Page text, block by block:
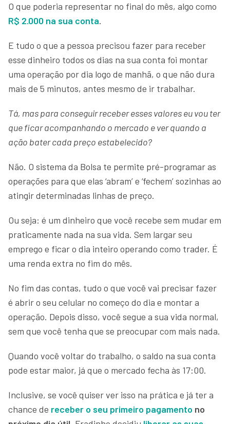
O que poderia representar no final do mês, algo como
R$ 2.000 na sua conta.
E tudo o que a pessoa precisou fazer para receber
esse dinheiro todos os dias na sua conta foi montar
uma operação por dia logo de manhã, o que não dura
mais de 5 minutos, antes mesmo de ir trabalhar.
Tá, mas para conseguir receber esses valores eu vou ter
que ficar acompanhando o mercado e ver quando a
ação bater cada preço estabelecido?
Não. O sistema da Bolsa te permite pré-programar as
operações para que elas ‘abram’ e ‘fechem’ sozinhas ao
atingir determinadas linhas de preço.
Ou seja: é um dinheiro que você recebe sem mudar em
praticamente nada na sua vida. Sem largar seu
emprego e ficar o dia inteiro operando como trader. É
uma renda extra no fim do mês.
No fim das contas, tudo o que você vai precisar fazer
é abrir o seu celular no começo do dia e montar a
operação. Depois disso, você segue a sua vida normal,
sem que você tenha que se preocupar com mais nada.
Quando você voltar do trabalho, o saldo na sua conta
pode estar maior, já que o mercado fecha às 17:00.
Inclusive, se você quiser ver isso na prática e já ter a
chance de receber o seu primeiro pagamento no